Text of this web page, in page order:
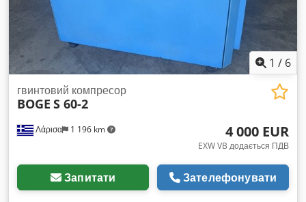
1 / 6
Λάρισα 1 196 km
гвинтовий компресор
BOGE S 60-2
4 000 EUR
EXW VB додається ПДВ
Запитати Зателефонувати